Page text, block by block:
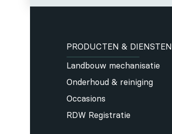
PRODUCTEN & DIENSTEN
Landbouw mechanisatie
Onderhoud & reiniging
Occasions
RDW Registratie